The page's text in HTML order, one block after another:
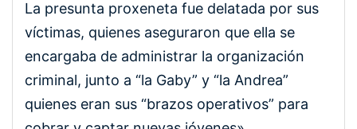
La presunta proxeneta fue delatada por sus
víctimas, quienes aseguraron que ella se
encargaba de administrar la organización
criminal, junto a “la Gaby” y “la Andrea”
quienes eran sus “brazos operativos” para